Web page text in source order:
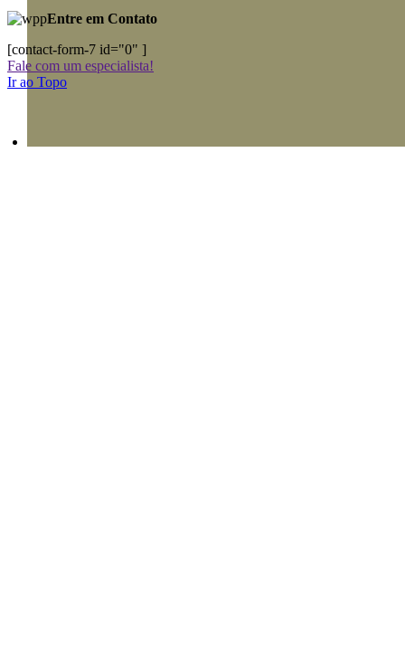
Entre em Contato
[contact-form-7 id="0" ]
Fale com um especialista!
Ir ao Topo